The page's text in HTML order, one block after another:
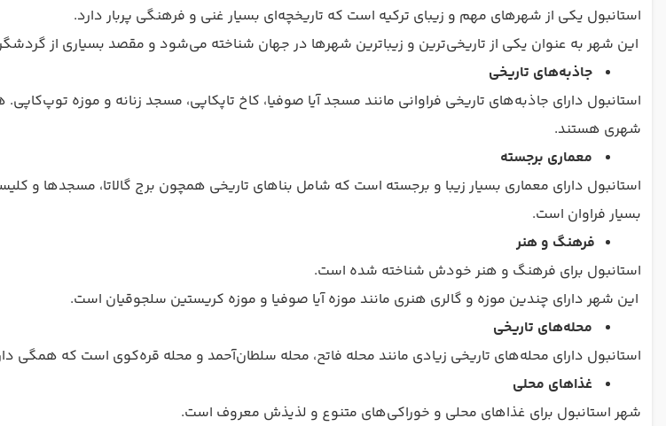
استانبول یکی از شهرهای مهم و زیبای ترکیه است که تاریخچه‌ای بسیار غنی و فرهنگی پربار دارد.
این شهر به عنوان یکی از تاریخی‌ترین و زیباترین شهرها در جهان شناخته می‌شود و مقصد بسیاری از
جاذبه‌های تاریخی
استانبول دارای جاذبه‌های تاریخی فراوانی مانند مسجد آیا صوفیا، کاخ تاپکاپی، مسجد زنانه و موزه توپ‌کاپی.
شهری هستند.
معماری برجسته
استانبول دارای معماری بسیار زیبا و برجسته است که شامل بناهای تاریخی همچون برج گالاتا، مسجد‌ها
بسیار فراوان است.
فرهنگ و هنر
استانبول برای فرهنگ و هنر خودش شناخته شده است.
این شهر دارای چندین موزه و گالری هنری مانند موزه آیا صوفیا و موزه کریستین سلجوقیان است.
محله‌های تاریخی
استانبول دارای محله‌های تاریخی زیادی مانند محله فاتح، محله سلطان‌آحمد و محله قره‌کوی است که همگی
غذاهای محلی
شهر استانبول برای غذاهای محلی و خوراکی‌های متنوع و لذیذش معروف است.